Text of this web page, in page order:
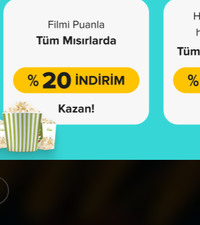
Terbiyecisi
Yazıcı
Sülün, Sarp Levendoğlu